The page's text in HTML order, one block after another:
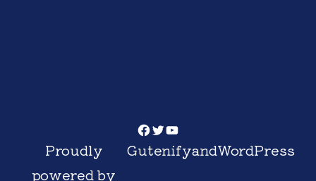
Facebook
Twitter
YouTube
Proudly
powered by
GutenifyandWordPress